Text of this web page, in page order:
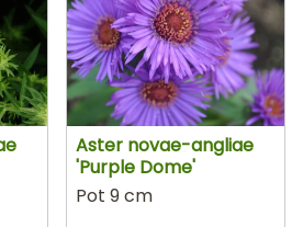
Aster novae-angliae
'Purple Dome'
Pot 9 cm